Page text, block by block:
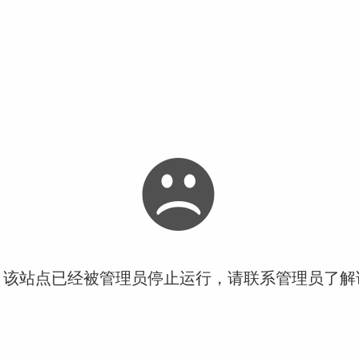
站点已经被管理员停止运行，请联系管理员了